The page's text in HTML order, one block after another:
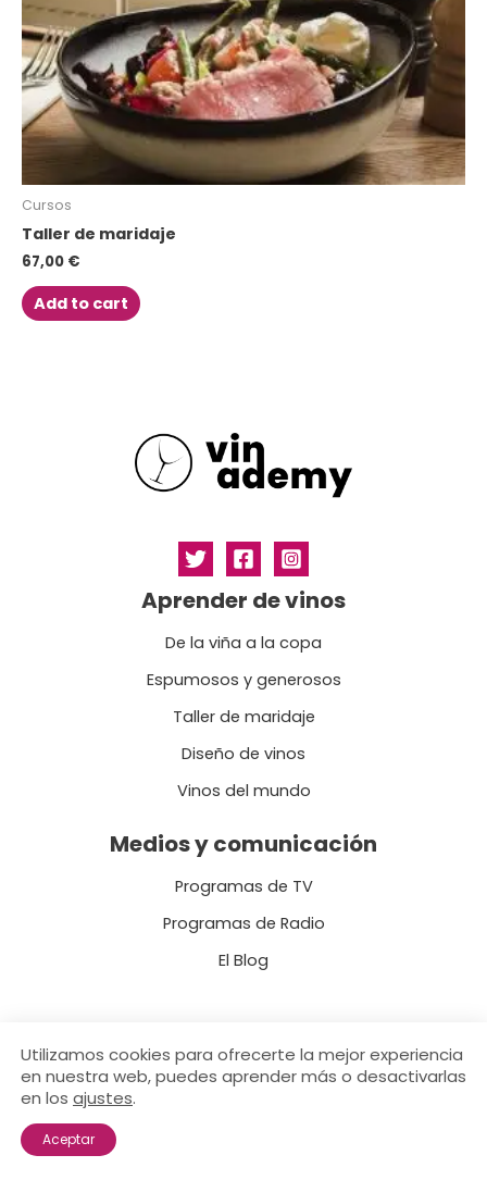
Cursos
Taller de maridaje
67,00 €
Add to cart
Aprender de vinos
De la viña a la copa
Espumosos y generosos
Taller de maridaje
Diseño de vinos
Vinos del mundo
Medios y comunicación
Programas de TV
Programas de Radio
El Blog
Copyright © 2026 Vinademy - Academia de vinos - Wine Academy
Utilizamos cookies para ofrecerte la mejor experiencia
en nuestra web, puedes aprender más o desactivarlas
en los ajustes.
Aceptar